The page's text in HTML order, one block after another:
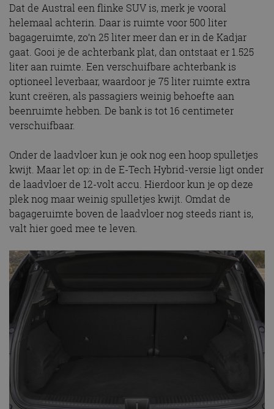
Dat de Austral een flinke SUV is, merk je vooral
helemaal achterin. Daar is ruimte voor 500 liter
bagageruimte, zo’n 25 liter meer dan er in de Kadjar
gaat. Gooi je de achterbank plat, dan ontstaat er 1.525
liter aan ruimte. Een verschuifbare achterbank is
optioneel leverbaar, waardoor je 75 liter ruimte extra
kunt creëren, als passagiers weinig behoefte aan
beenruimte hebben. De bank is tot 16 centimeter
verschuifbaar.
Onder de laadvloer kun je ook nog een hoop spulletjes
kwijt. Maar let op: in de E-Tech Hybrid-versie ligt onder
de laadvloer de 12-volt accu. Hierdoor kun je op deze
plek nog maar weinig spulletjes kwijt. Omdat de
bagageruimte boven de laadvloer nog steeds riant is,
valt hier goed mee te leven.